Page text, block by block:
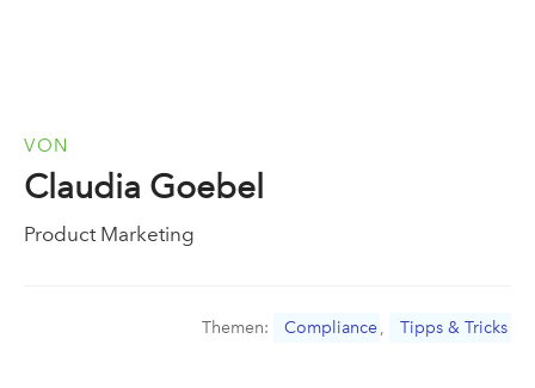
VON
Claudia Goebel
Product Marketing
Themen: Compliance, Tipps & Tricks